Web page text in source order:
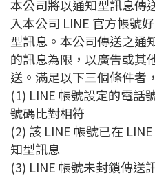
本公司將以通知型訊息傳
入本公司 LINE 官方帳號
型訊息。本公司傳送之通
的訊息為限，以廣告或其
送。滿足以下三個條件者
(1) LINE 帳號設定的電話
號碼比對相符
(2) 該 LINE 帳號已在
知型訊息
(3) LINE 帳號未封鎖傳送